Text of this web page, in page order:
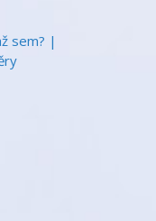
sem? |